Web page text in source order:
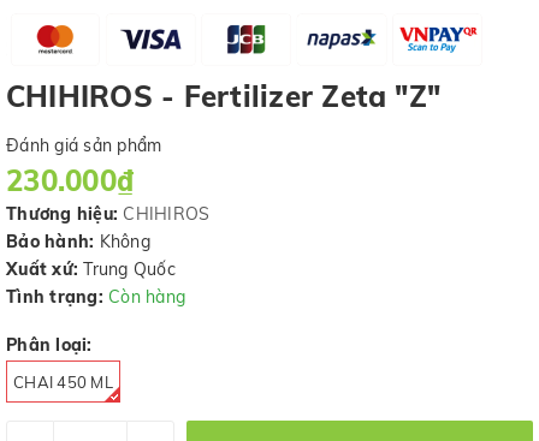
CHIHIROS - Fertilizer Zeta "Z"
Đánh giá sản phẩm
230.000₫
Thương hiệu: CHIHIROS
Bảo hành: Không
Xuất xứ: Trung Quốc
Tình trạng: Còn hàng
Phân loại:
CHAI 450 ML